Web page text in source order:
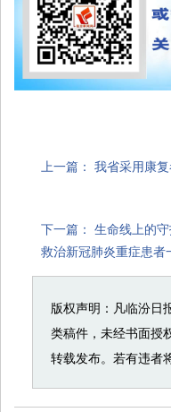
上一篇： 我省采用康
下一篇： 生命线上的
救治新冠肺炎重症患者
版权声明：凡临汾日
类稿件，未经书面授
转载发布。若有违者